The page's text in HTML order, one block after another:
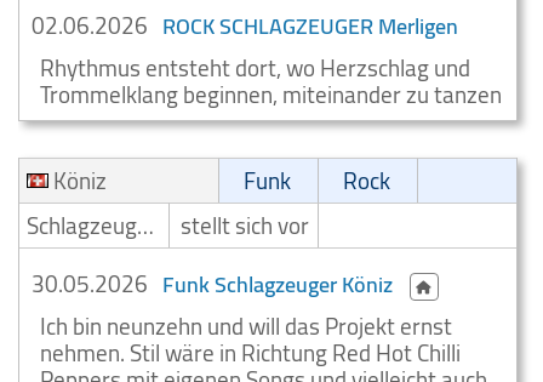
02.06.2026 ROCK SCHLAGZEUGER Merligen
Rhythmus entsteht dort, wo Herzschlag und
Trommelklang beginnen, miteinander zu tanzen
Köniz
Funk
Rock
Schlagzeuger/Drummer
stellt sich vor
30.05.2026 Funk Schlagzeuger Köniz
Ich bin neunzehn und will das Projekt ernst
nehmen. Stil wäre in Richtung Red Hot Chilli